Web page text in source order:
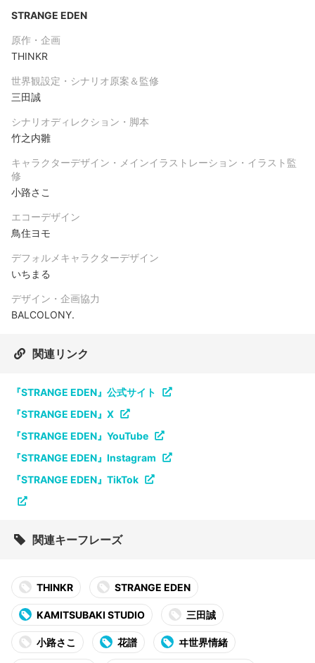
STRANGE EDEN
原作・企画
THINKR
世界観設定・シナリオ原案＆監修
三田誠
シナリオディレクション・脚本
竹之内雛
キャラクターデザイン・メインイラストレーション・イラスト監
修
小路さこ
エコーデザイン
鳥住ヨモ
デフォルメキャラクターデザイン
いちまる
デザイン・企画協力
BALCOLONY.
関連リンク
『STRANGE EDEN』公式サイト
『STRANGE EDEN』X
『STRANGE EDEN』YouTube
『STRANGE EDEN』Instagram
『STRANGE EDEN』TikTok
関連キーフレーズ
THINKR STRANGE EDEN
KAMITSUBAKI STUDIO 三田誠
小路さこ 花譜 ヰ世界情緒